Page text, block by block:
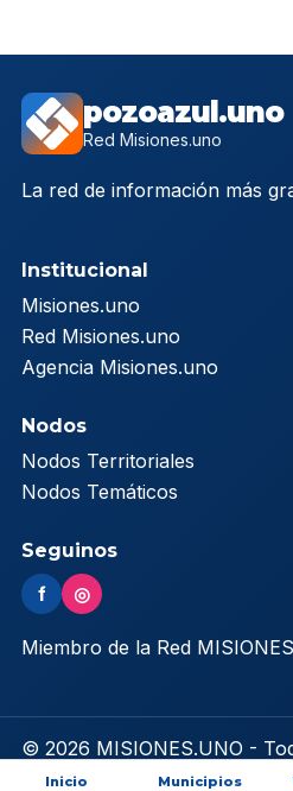
pozoazul.uno
Red Misiones.uno
La red de información más
Institucional
Misiones.uno
Red Misiones.uno
Agencia Misiones.uno
Nodos
Nodos Territoriales
Nodos Temáticos
Seguinos
f ◎
Miembro de la Red
© 2026 MISIONES.UNO -
reservados
Inicio Municipios